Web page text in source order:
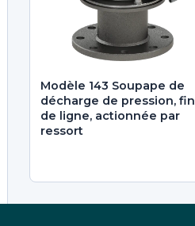
Modèle 143 Soupape de
décharge de pression, fin
de ligne, actionnée par
ressort